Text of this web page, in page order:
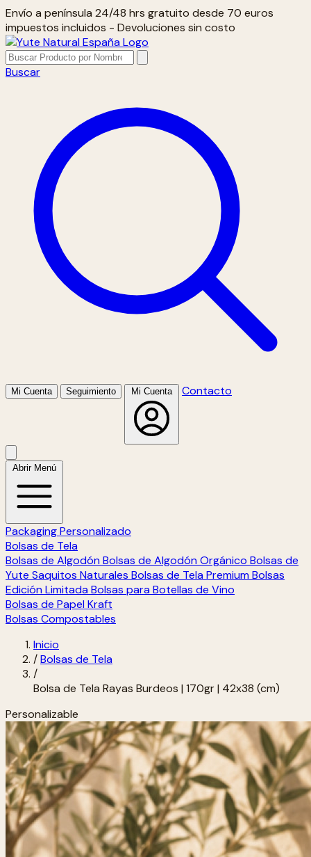
Envío a península 24/48 hrs gratuito desde 70 euros
impuestos incluidos - Devoluciones sin costo
Buscar
Mi Cuenta Seguimiento Mi Cuenta Contacto
Abrir Menú
Packaging Personalizado
Bolsas de Tela
Bolsas de Algodón Bolsas de Algodón Orgánico Bolsas de
Yute Saquitos Naturales Bolsas de Tela Premium Bolsas
Edición Limitada Bolsas para Botellas de Vino
Bolsas de Papel Kraft
Bolsas Compostables
Inicio
/Bolsas de Tela
/
Bolsa de Tela Rayas Burdeos | 170gr | 42x38 (cm)
Personalizable